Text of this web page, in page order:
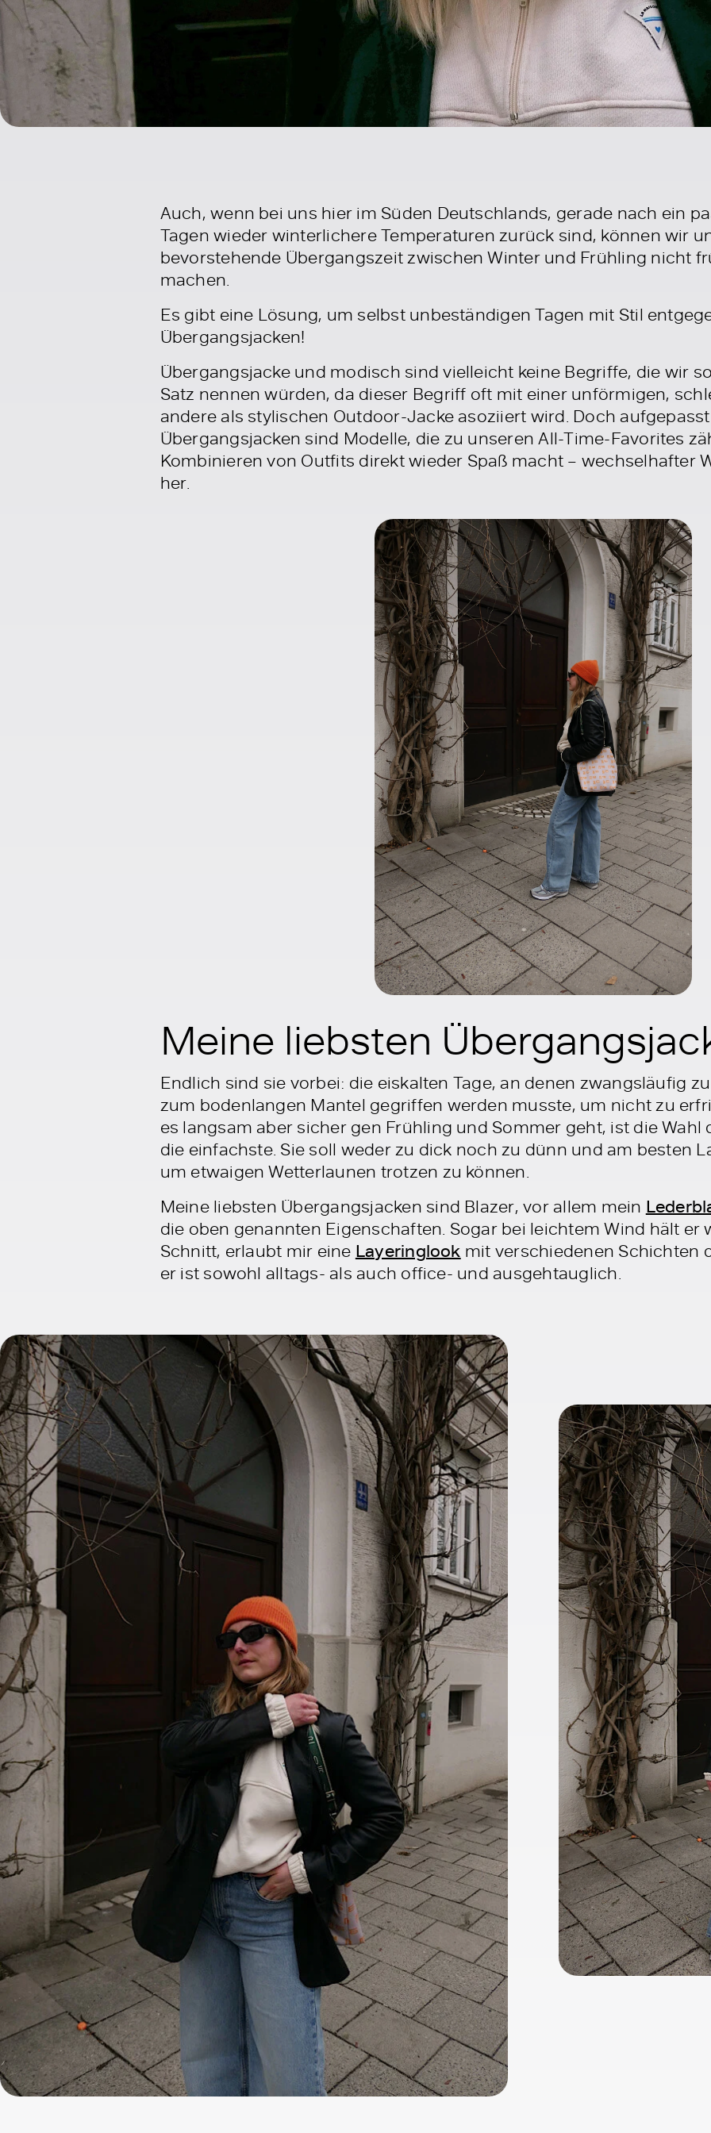
Auch, wenn bei uns hier im Süden Deutschlands, gerade nach ein
Tagen wieder winterlichere Temperaturen zurück sind, können wir
bevorstehende Übergangszeit zwischen Winter und Frühling nicht
machen.
Es gibt eine Lösung, um selbst unbeständigen Tagen mit Stil
Übergangsjacken!
Übergangsjacke und modisch sind vielleicht keine Begriffe, die wir
Satz nennen würden, da dieser Begriff oft mit einer unförmigen,
andere als stylischen Outdoor-Jacke asoziiert wird. Doch
Übergangsjacken sind Modelle, die zu unseren All-Time-Favorites
Kombinieren von Outfits direkt wieder Spaß macht – wechselhafter
her.
Meine liebsten
Endlich sind sie vorbei: die eiskalten Tage, an denen zwangsläufig
zum bodenlangen Mantel gegriffen werden musste, um nicht zu
es langsam aber sicher gen Frühling und Sommer geht, ist die
die einfachste. Sie soll weder zu dick noch zu dünn und am besten
um etwaigen Wetterlaunen trotzen zu können.
Meine liebsten Übergangsjacken sind Blazer, vor allem mein
die oben genannten Eigenschaften. Sogar bei leichtem Wind hält er
Schnitt, erlaubt mir eine Layeringlook mit verschiedenen Schichten
er ist sowohl alltags- als auch office- und ausgehtauglich.